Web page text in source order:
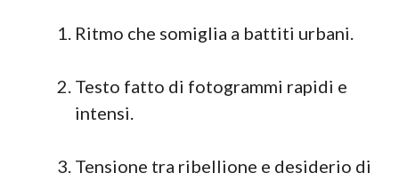
Ritmo che somiglia a battiti urbani.
Testo fatto di fotogrammi rapidi e
intensi.
Tensione tra ribellione e desiderio di